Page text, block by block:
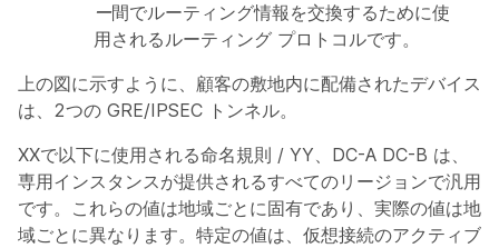
ー間でルーティング情報を交換するために使
用されるルーティング プロトコルです。
上の図に示すように、顧客の敷地内に配備されたデバイス
は、2つの GRE/IPSEC トンネル。
XXで以下に使用される命名規則 / YY、DC-A DC-B は、
専用インスタンスが提供されるすべてのリージョンで汎用
です。これらの値は地域ごとに固有であり、実際の値は地
域ごとに異なります。特定の値は、仮想接続のアクティブ